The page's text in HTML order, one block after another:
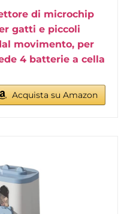
di microchip
gatti e piccoli
movimento, per
4 batterie a cella
Acquista su Amazon